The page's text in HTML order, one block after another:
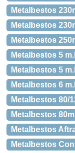
Metalbestos
Metalbestos
Metalbestos
Metalbestos 5
Metalbestos 5
Metalbestos 6
Metalbestos 80/
Metalbestos
Metalbestos
Metalbestos